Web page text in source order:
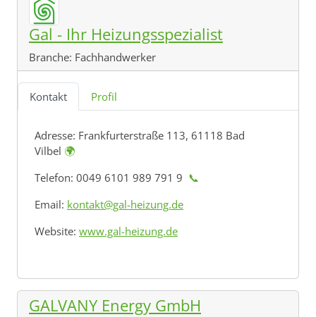
Gal - Ihr Heizungsspezialist
Branche: Fachhandwerker
Kontakt Profil
Adresse: Frankfurterstraße 113, 61118 Bad
Vilbel 🌍
Telefon: 0049 6101 989 791 9 📞
Email: kontakt@gal-heizung.de
Website: www.gal-heizung.de
GALVANY Energy GmbH